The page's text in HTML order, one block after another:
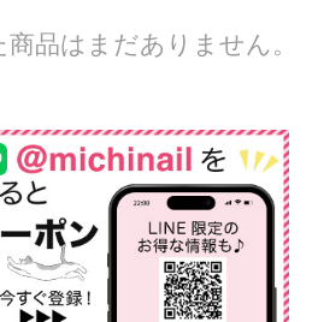
品はまだありません。